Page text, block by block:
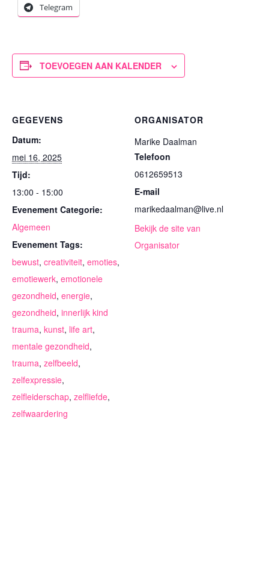
Telegram
TOEVOEGEN AAN KALENDER
GEGEVENS
Datum:
mei 16, 2025
Tijd:
13:00 - 15:00
Evenement Categorie:
Algemeen
Evenement Tags:
bewust, creativiteit, emoties,
emotiewerk, emotionele
gezondheid, energie,
gezondheid, innerlijk kind
trauma, kunst, life art,
mentale gezondheid,
trauma, zelfbeeld,
zelfexpressie,
zelfleiderschap, zelfliefde,
zelfwaardering
ORGANISATOR
Marike Daalman
Telefoon
0612659513
E-mail
marikedaalman@live.nl
Bekijk de site van
Organisator